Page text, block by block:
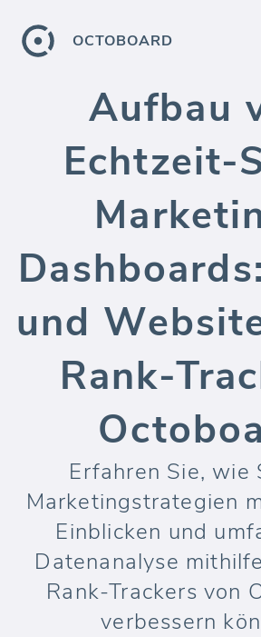
OCTOBOARD
Aufbau
Echtzeit-
und
Rank-
Erfahren Sie, wie
Marketingstrategien
Einblicken und
Datenanalyse
Rank-Trackers von
verbessern